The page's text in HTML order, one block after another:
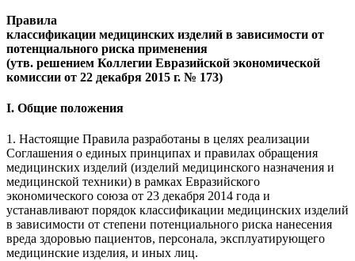
Правила
классификации медицинских изделий в зависимости от
потенциального риска применения
(утв. решением Коллегии Евразийской экономической
комиссии от 22 декабря 2015 г. № 173)
I. Общие положения
1. Настоящие Правила разработаны в целях реализации
Соглашения о единых принципах и правилах обращения
медицинских изделий (изделий медицинского назначения и
медицинской техники) в рамках Евразийского
экономического союза от 23 декабря 2014 года и
устанавливают порядок классификации медицинских изделий
в зависимости от степени потенциального риска нанесения
вреда здоровью пациентов, персонала, эксплуатирующего
медицинские изделия, и иных лиц.